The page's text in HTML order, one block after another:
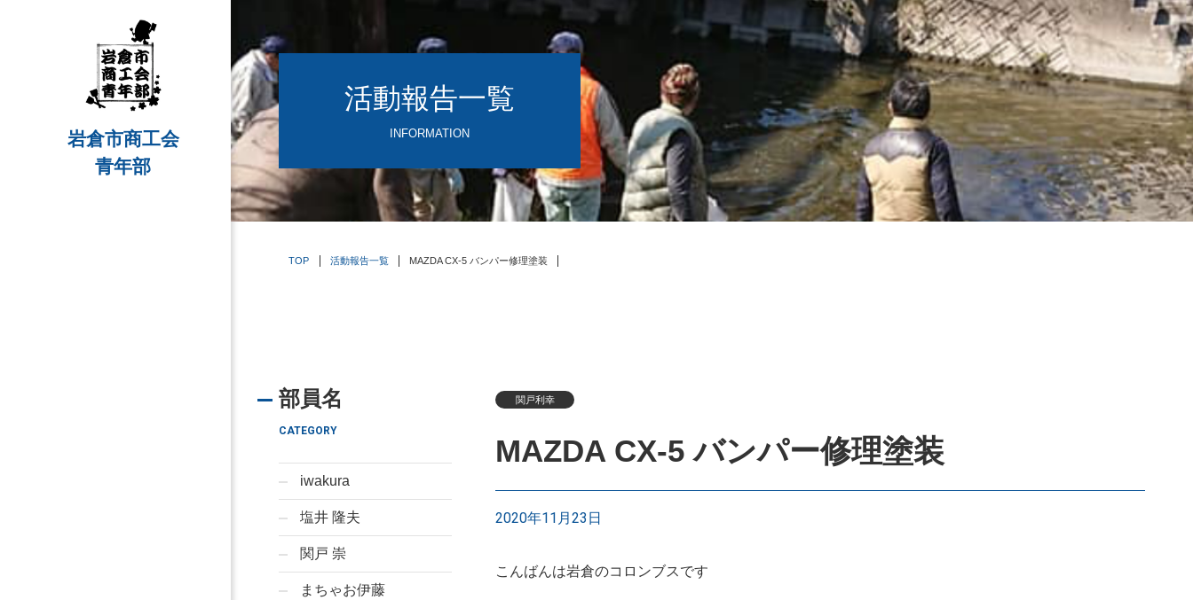
岩倉市商工会
青年部
活動報告一覧
INFORMATION
TOP 活動報告一覧 MAZDA CX-5 バンパー修理塗装
関戸利幸
MAZDA CX-5 バンパー修理塗装
2020年11月23日
こんばんは岩倉のコロンブスです
部員名
CATEGORY
iwakura
塩井 隆夫
関戸 崇
まちゃお伊藤